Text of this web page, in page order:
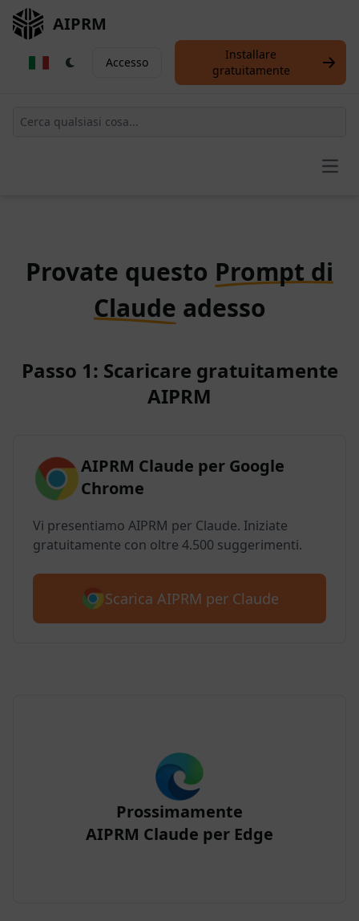
AIPRM
Accesso
Installare
gratuitamente
Provate questo Prompt di
Claude adesso
Passo 1: Scaricare gratuitamente
AIPRM
AIPRM Claude per Google
Chrome
Vi presentiamo AIPRM per Claude. Iniziate
gratuitamente con oltre 4.500 suggerimenti.
Scarica AIPRM per Claude
Prossimamente
AIPRM Claude per Edge